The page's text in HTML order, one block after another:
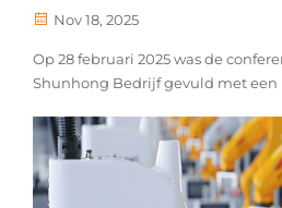
Conferentie over
Nov 18, 2025
Op 28 februari 2025 was de
Shunhong Bedrijf gevuld met een
kernleden van het
operationele druktechnici